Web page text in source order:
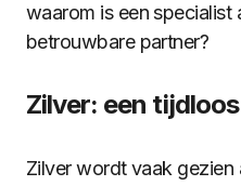
waarom is een specialist
betrouwbare partner?
Zilver: een
Zilver wordt vaak gezien